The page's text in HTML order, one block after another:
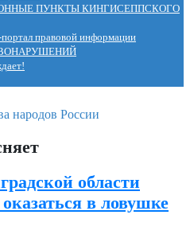
ПУНКТЫ КИНГИСЕППСКОГО
правовой информации
области
в ловушке